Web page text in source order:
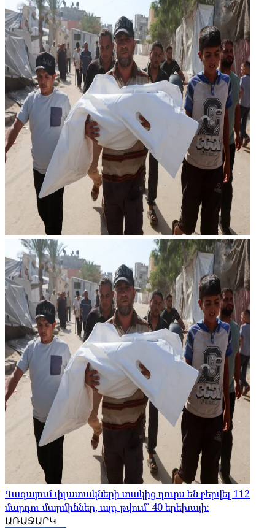
Գազայում փլատակների տակից դուրս են բերվել 112
մարդու մարմիններ, այդ թվում՝ 40 երեխայի։
ԱՌԱՋԱՐԿ